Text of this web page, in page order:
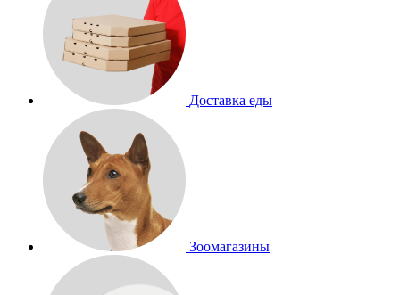
Доставка еды
Зоомагазины